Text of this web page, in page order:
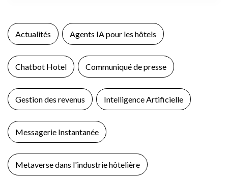
Actualités Agents IA pour les hôtels
Chatbot Hotel Communiqué de presse
Gestion des revenus Intelligence Artificielle
Messagerie Instantanée
Metaverse dans l'industrie hôtelière